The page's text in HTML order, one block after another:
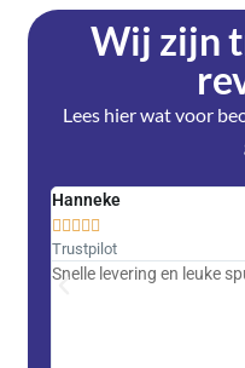
Wij zijn
Lees hier wat voor
Hanneke
    
Trustpilot
Snelle levering en leuke